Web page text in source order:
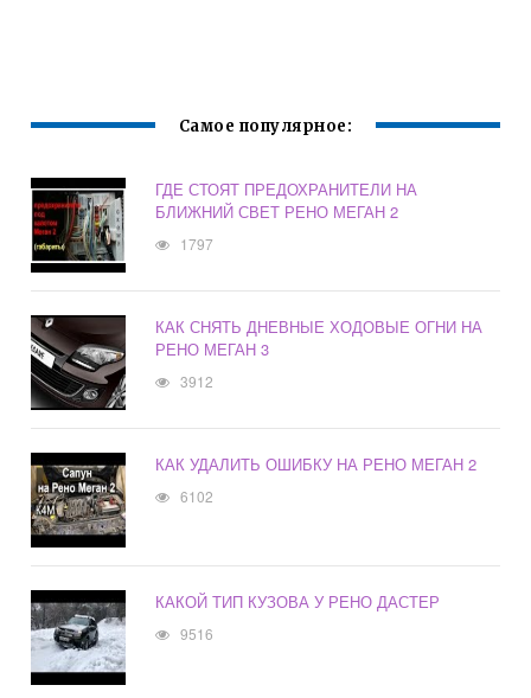
Самое популярное:
ГДЕ СТОЯТ ПРЕДОХРАНИТЕЛИ НА
БЛИЖНИЙ СВЕТ РЕНО МЕГАН 2
1797
КАК СНЯТЬ ДНЕВНЫЕ ХОДОВЫЕ ОГНИ НА
РЕНО МЕГАН 3
3912
КАК УДАЛИТЬ ОШИБКУ НА РЕНО МЕГАН 2
6102
КАКОЙ ТИП КУЗОВА У РЕНО ДАСТЕР
9516